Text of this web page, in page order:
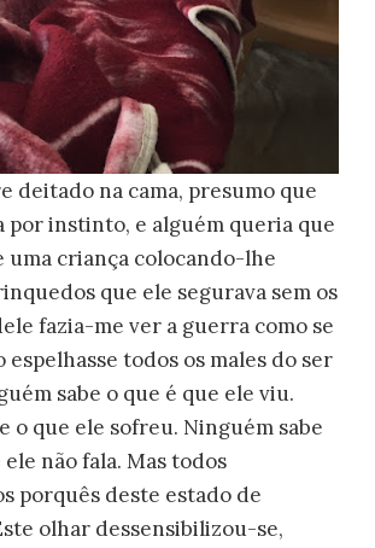
deitado na cama, presumo que
por instinto, e alguém queria que
uma criança colocando-lhe
que ele segurava sem os
fazia-me ver a guerra como se
espelhasse todos os males do ser
sabe o que é que ele viu.
o que ele sofreu. Ninguém sabe
não fala. Mas todos
porquês deste estado de
olhar dessensibilizou-se,